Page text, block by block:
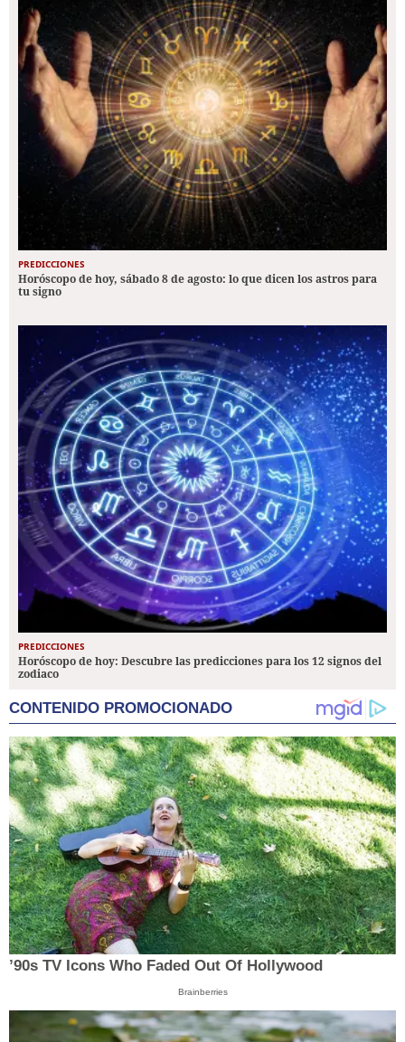
PREDICCIONES
Horóscopo de hoy, sábado 8 de agosto: lo que dicen los astros para
tu signo
PREDICCIONES
Horóscopo de hoy: Descubre las predicciones para los 12 signos del
zodiaco
CONTENIDO PROMOCIONADO
’90s TV Icons Who Faded Out Of Hollywood
Brainberries